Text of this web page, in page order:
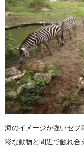
海のイメージが強いセブ
彩な動物と間近で触れ合